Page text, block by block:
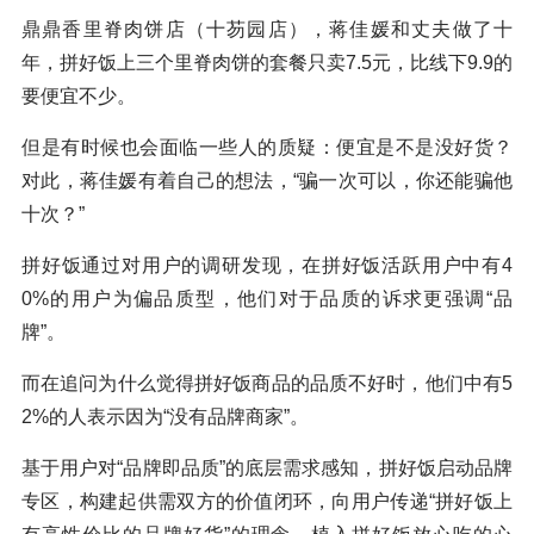
鼎鼎香里脊肉饼店（十芴园店），蒋佳媛和丈夫做了十
年，拼好饭上三个里脊肉饼的套餐只卖7.5元，比线下9.9的
要便宜不少。
但是有时候也会面临一些人的质疑：便宜是不是没好货？
对此，蒋佳媛有着自己的想法，“骗一次可以，你还能骗他
十次？”
拼好饭通过对用户的调研发现，在拼好饭活跃用户中有4
0%的用户为偏品质型，他们对于品质的诉求更强调“品
牌”。
而在追问为什么觉得拼好饭商品的品质不好时，他们中有5
2%的人表示因为“没有品牌商家”。
基于用户对“品牌即品质”的底层需求感知，拼好饭启动品牌
专区，构建起供需双方的价值闭环，向用户传递“拼好饭上